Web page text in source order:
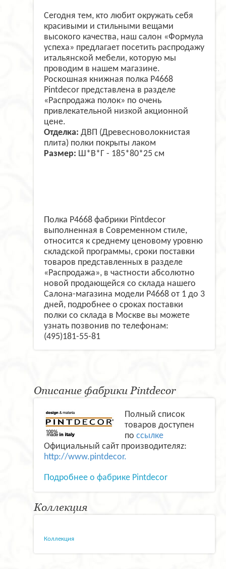
Сегодня тем, кто любит окружать себя
красивыми и стильными вещами
высокого качества, наш салон «Формула
успеха» предлагает посетить распродажу
итальянской мебели, которую мы
проводим в нашем магазине.
Роскошная книжная полка P4668
Pintdecor представлена в разделе
«Распродажа полок» по очень
привлекательной низкой акционной
цене.
Отделка: ДВП (Древесноволокнистая
плита) полки покрыты лаком
Размер: Ш*В*Г - 185*80*25 см
Полка P4668 фабрики Pintdecor
выполненная в Современном стиле,
относится к среднему ценовому уровню
складской программы, сроки поставки
товаров представленных в разделе
«Распродажа», в частности абсолютно
новой продающейся со склада нашего
Салона-магазина модели P4668 от 1 до 3
дней, подробнее о сроках поставки
полки со склада в Москве вы можете
узнать позвонив по телефонам:
(495)181-55-81
Описание фабрики Pintdecor
Полный список
товаров доступен
по ссылке
Официальный сайт производителяz:
http://www.pintdecor.
Подробнее о фабрике Pintdecor
Коллекция
Коллекция